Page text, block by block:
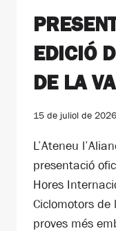
EDICIÓ
DE LA
15 de juliol de 2026
L’Ateneu
presentació
Hores
Ciclomotors de
proves més